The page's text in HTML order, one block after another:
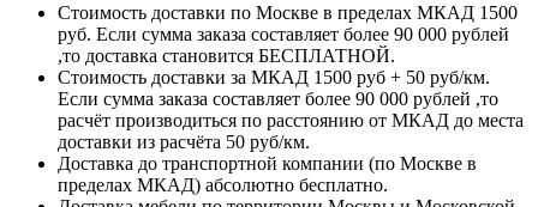
Стоимость доставки по Москве в пределах МКАД 1500
руб. Если сумма заказа составляет более 90 000 рублей
,то доставка становится БЕСПЛАТНОЙ.
Стоимость доставки за МКАД 1500 руб + 50 руб/км.
Если сумма заказа составляет более 90 000 рублей ,то
расчёт производиться по расстоянию от МКАД до места
доставки из расчёта 50 руб/км.
Доставка до транспортной компании (по Москве в
пределах МКАД) абсолютно бесплатно.